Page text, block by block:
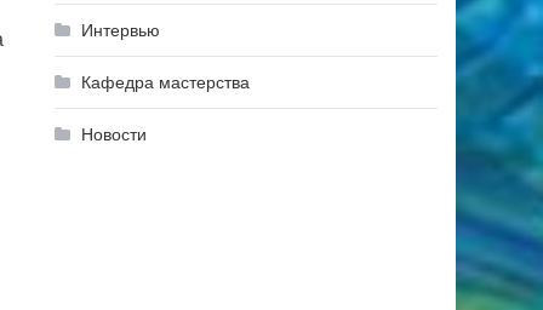
Интервью
Кафедра мастерства
Новости